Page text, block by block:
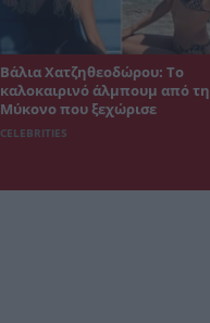
Βάλια Χατζηθεοδώρου: Το
καλοκαιρινό άλμπουμ από τη
Μύκονο που ξεχώρισε
CELEBRITIES